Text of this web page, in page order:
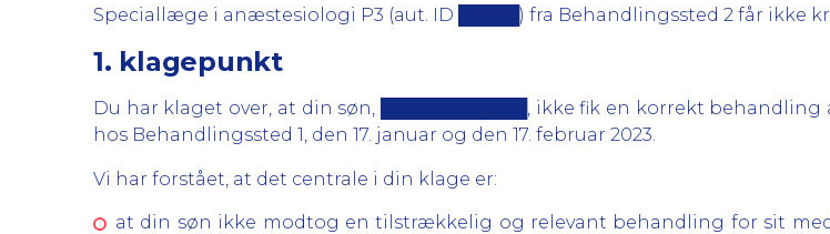
Speciallæge i anæstesiologi P3 (aut. ID █████) fra Behandlingssted 2 får ikke
1. klagepunkt
Du har klaget over, at din søn, ████████████, ikke fik en korrekt
hos Behandlingssted 1, den 17. januar og den 17. februar 2023.
Vi har forstået, at det centrale i din klage er:
at din søn ikke modtog en tilstrækkelig og relevant behandling for sit